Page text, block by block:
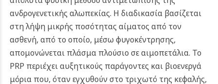
ανδρογενετικής αλωπεκίας. Η διαδικασία βασίζεται
στη λήψη μικρής ποσότητας αίματος από τον
ασθενή, από το οποίο, μέσω φυγοκέντρησης,
απομονώνεται πλάσμα πλούσιο σε αιμοπετάλια. Το
PRP περιέχει αυξητικούς παράγοντες και βιοενεργά
μόρια που, όταν εγχυθούν στο τριχωτό της κεφαλής,